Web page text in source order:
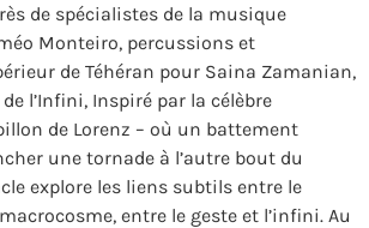
de spécialistes de la musique
Monteiro, percussions et
de Téhéran pour Saina Zamanian,
l’Infini, Inspiré par la célèbre
de Lorenz – où un battement
une tornade à l’autre bout du
explore les liens subtils entre le
entre le geste et l’infini. Au